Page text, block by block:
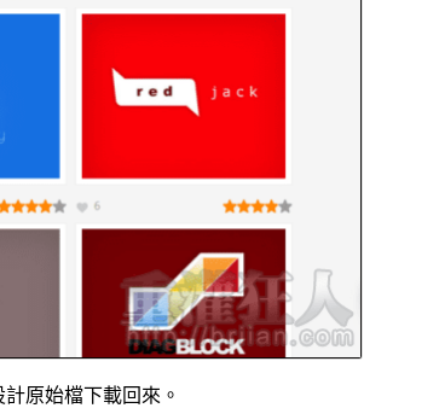
原始檔下載回來。